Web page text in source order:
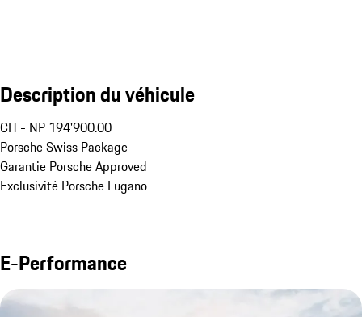
Description du véhicule
CH - NP 194'900.00
Porsche Swiss Package
Garantie Porsche Approved
Exclusivité Porsche Lugano
E-Performance